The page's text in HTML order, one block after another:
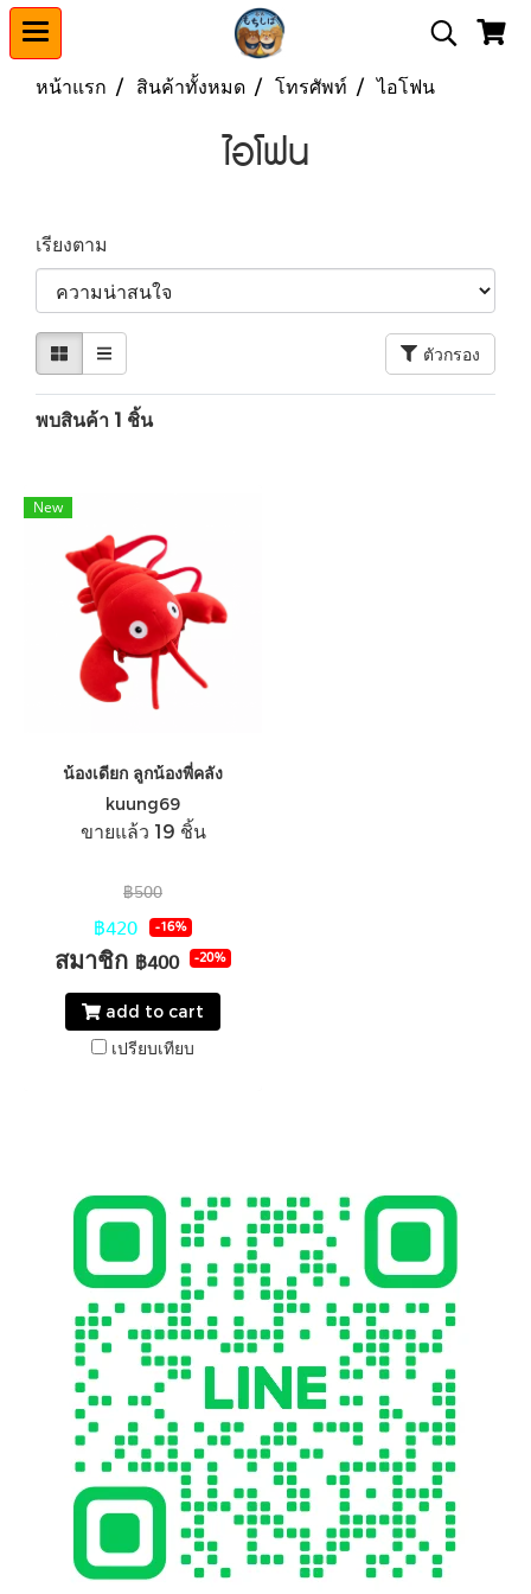
หน้าแรก สินค้าทั้งหมด โทรศัพท์ ไอโฟน
ไอโฟน
เรียงตาม
ตัวกรอง
พบสินค้า 1 ชิ้น
New
น้องเดียก ลูกน้องพี่คลัง
kuung69
ขายแล้ว 19 ชิ้น
฿500
฿420 -16%
สมาชิก ฿400 -20%
add to cart
เปรียบเทียบ